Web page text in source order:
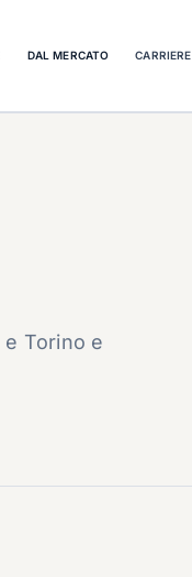
DAL MERCATO CARRIERE
Torino e